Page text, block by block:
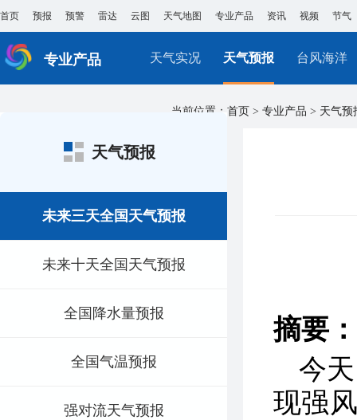
首页 预报 预警 雷达 云图 天气地图 专业产品 资讯 视频 节气
专业产品 天气实况 天气预报 台风海洋
当前位置： 首页 > 专业产品 > 天气预
天气预报
未来三天全国天气预报
未来十天全国天气预报
全国降水量预报
全国气温预报
强对流天气预报
摘要：
今
现强